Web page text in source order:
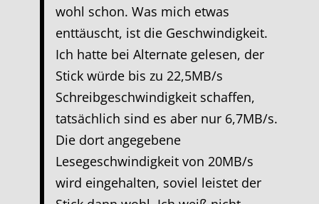
wohl schon. Was mich etwas
enttäuscht, ist die Geschwindigkeit.
Ich hatte bei Alternate gelesen, der
Stick würde bis zu 22,5MB/s
Schreibgeschwindigkeit schaffen,
tatsächlich sind es aber nur 6,7MB/s.
Die dort angegebene
Lesegeschwindigkeit von 20MB/s
wird eingehalten, soviel leistet der